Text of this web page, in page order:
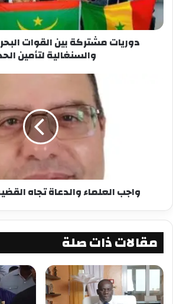
دوريات مشتركة بين القوات
والسنغالية لتأمين
واجب العلماء والدعاة تجاه
مقالات ذات صلة